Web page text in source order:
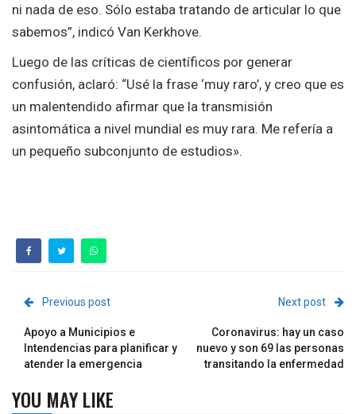
ni nada de eso. Sólo estaba tratando de articular lo que
sabemos”, indicó Van Kerkhove.
Luego de las críticas de científicos por generar
confusión, aclaró: “Usé la frase ‘muy raro’, y creo que es
un malentendido afirmar que la transmisión
asintomática a nivel mundial es muy rara. Me refería a
un pequeño subconjunto de estudios».
Previous post
Apoyo a Municipios e
Intendencias para planificar y
atender la emergencia
Next post
Coronavirus: hay un caso
nuevo y son 69 las personas
transitando la enfermedad
YOU MAY LIKE